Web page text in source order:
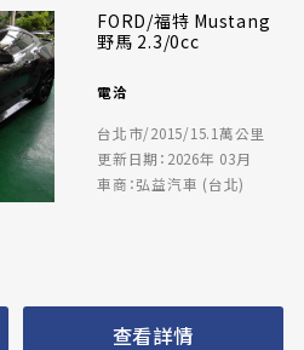
FORD/福特 Mustang
野馬 2.3/0cc
電洽
台北市/2015/15.1萬公里
更新日期：2026年 03月
車商：弘益汽車 (台北)
查看詳情